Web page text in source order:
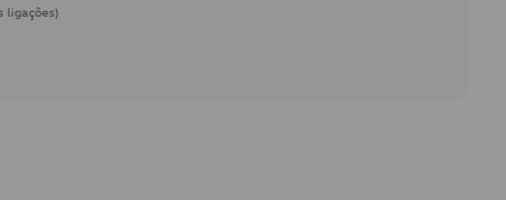
ligações)